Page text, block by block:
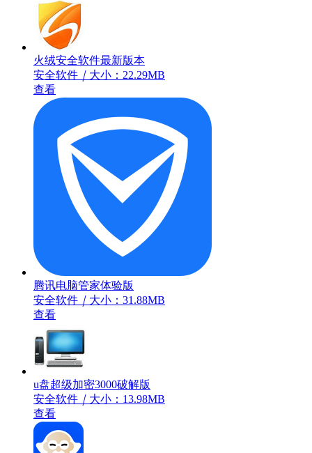
火绒安全软件最新版本
安全软件 ｜ 大小：22.29MB
查看
腾讯电脑管家体验版
安全软件 ｜ 大小：31.88MB
查看
u盘超级加密3000破解版
安全软件 ｜ 大小：13.98MB
查看